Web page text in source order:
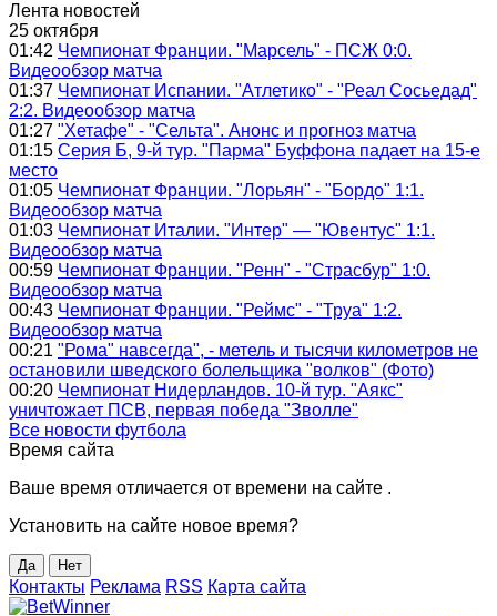
Лента новостей
25 октября
01:42 Чемпионат Франции. "Марсель" - ПСЖ 0:0.
Видеообзор матча
01:37 Чемпионат Испании. "Атлетико" - "Реал Сосьедад"
2:2. Видеообзор матча
01:27 "Хетафе" - "Сельта". Анонс и прогноз матча
01:15 Серия Б, 9-й тур. "Парма" Буффона падает на 15-е
место
01:05 Чемпионат Франции. "Лорьян" - "Бордо" 1:1.
Видеообзор матча
01:03 Чемпионат Италии. "Интер" — "Ювентус" 1:1.
Видеообзор матча
00:59 Чемпионат Франции. "Ренн" - "Страсбур" 1:0.
Видеообзор матча
00:43 Чемпионат Франции. "Реймс" - "Труа" 1:2.
Видеообзор матча
00:21 "Рома" навсегда", - метель и тысячи километров не
остановили шведского болельщика "волков" (Фото)
00:20 Чемпионат Нидерландов. 10-й тур. "Аякс"
уничтожает ПСВ, первая победа "Зволле"
Все новости футбола
Время сайта
Ваше время отличается от времени на сайте .
Установить на сайте новое время?
Да Нет
Контакты Реклама RSS Карта сайта